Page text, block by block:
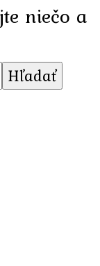
niečo a